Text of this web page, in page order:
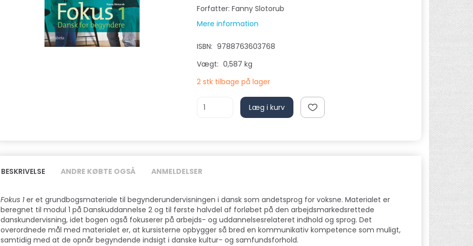
Forfatter: Fanny Slotorub
Mere information
ISBN: 9788763603768
Vægt: 0,587 kg
2 stk tilbage på lager
Læg i kurv
BESKRIVELSE ANDRE KØBTE OGSÅ ANMELDELSER
Fokus 1er et grundbogsmateriale til begynderundervisningen i dansk som andetsprog for voksne. Materialet er
beregnet til modul 1 på Danskuddannelse 2 og til første halvdel af forløbet på den arbejdsmarkedsrettede
danskundervisning, idet bogen også fokuserer på arbejds- og uddannelsesrelateret indhold og sprog. Det
overordnede mål med materialet er, at kursisterne opbygger så bred en kommunikativ kompetence som muligt,
samtidig med at de opnår begyndende indsigt i danske kultur- og samfundsforhold.